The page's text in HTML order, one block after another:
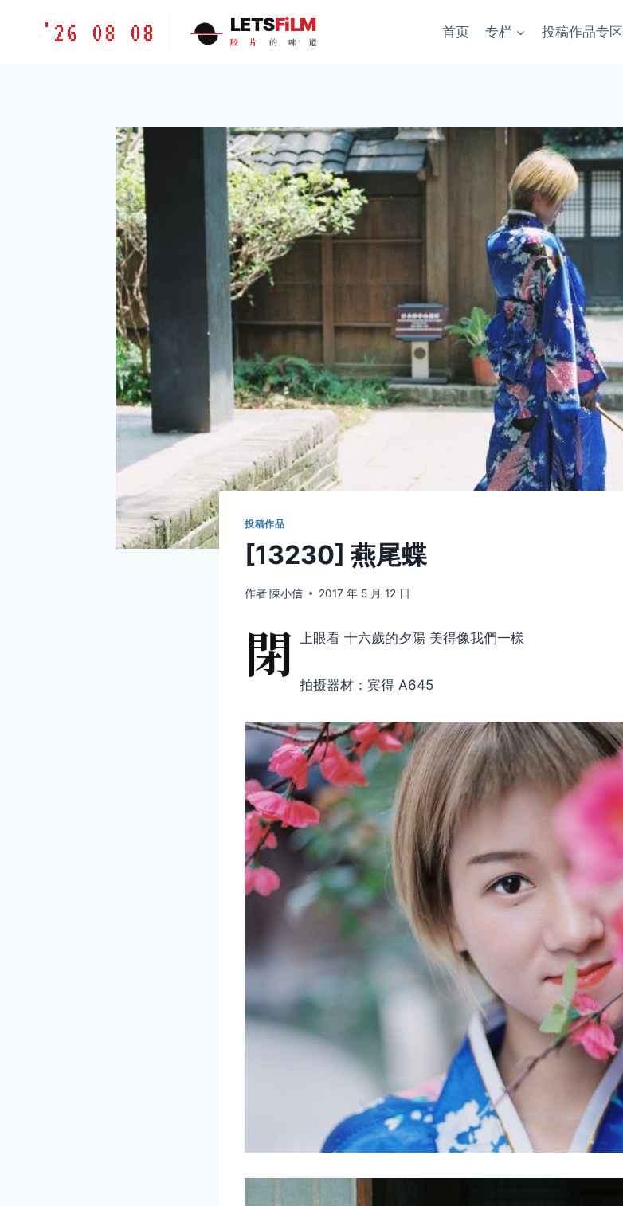
胶'26 08 08 LETSFiLM
胶 片 的 味 道
首页 专栏 投稿作品专区
投稿作品
[13230] 燕尾蝶
作者 陳小信 2017 年 5 月 12 日
閉 上眼看 十六歲的夕陽 美得像我們一樣
拍摄器材：宾得 A645